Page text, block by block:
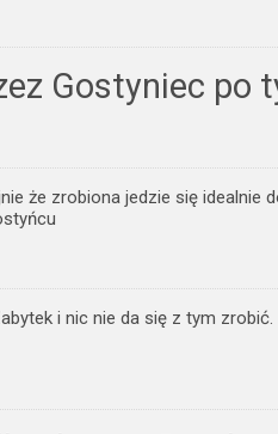
Gostyniec po
że zrobiona jedzie się idealnie
i nic nie da się z tym zrobić.